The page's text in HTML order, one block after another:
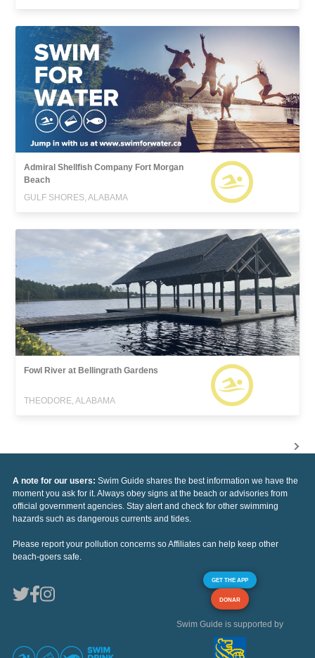
Admiral Shellfish Company Fort Morgan
Beach
GULF SHORES, ALABAMA
Fowl River at Bellingrath Gardens
THEODORE, ALABAMA
A note for our users: Swim Guide shares the best information we have the
moment you ask for it. Always obey signs at the beach or advisories from
official government agencies. Stay alert and check for other swimming
hazards such as dangerous currents and tides.
Please report your pollution concerns so Affiliates can help keep other
beach-goers safe.
GET THE APP
DONAR
Swim Guide is supported by